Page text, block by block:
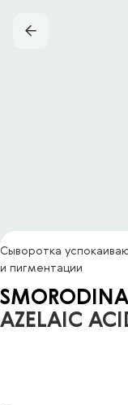
Сыворотка
и пигментации
SMORODINA
AZELAIC